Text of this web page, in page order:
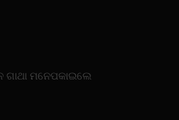
ଗାଥା ମନେପକାଇଲେ